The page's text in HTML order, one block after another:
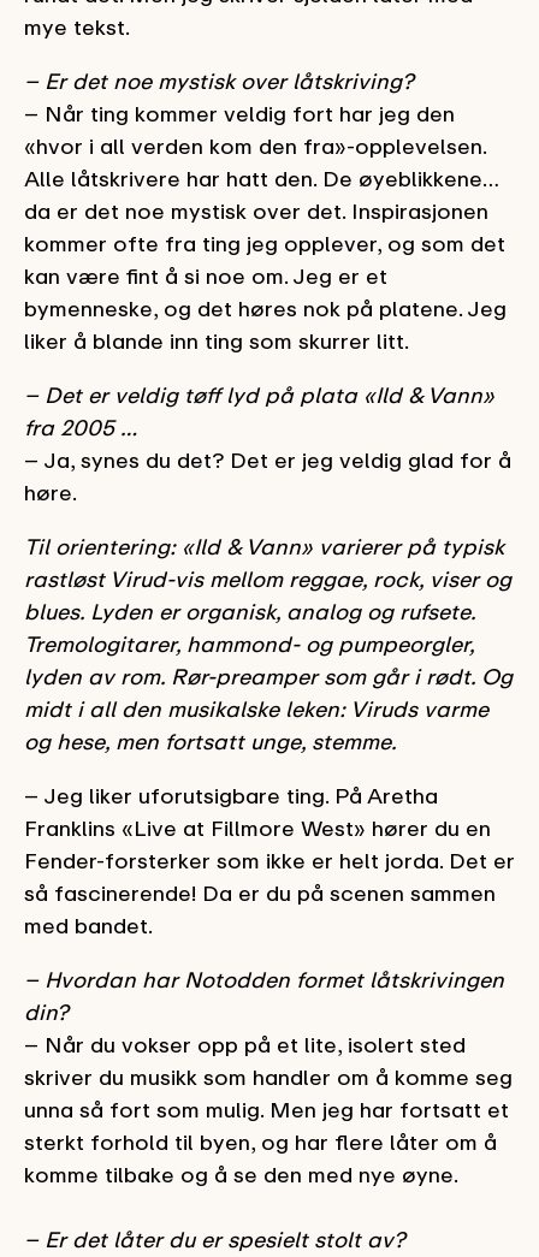
mye tekst.
– Er det noe mystisk over låtskriving?
– Når ting kommer veldig fort har jeg den
«hvor i all verden kom den fra»-opplevelsen.
Alle låtskrivere har hatt den. De øyeblikkene…
da er det noe mystisk over det. Inspirasjonen
kommer ofte fra ting jeg opplever, og som det
kan være fint å si noe om. Jeg er et
bymenneske, og det høres nok på platene. Jeg
liker å blande inn ting som skurrer litt.
– Det er veldig tøff lyd på plata «Ild & Vann»
fra 2005 …
– Ja, synes du det? Det er jeg veldig glad for å
høre.
Til orientering: «Ild & Vann» varierer på typisk
rastløst Virud-vis mellom reggae, rock, viser og
blues. Lyden er organisk, analog og rufsete.
Tremologitarer, hammond- og pumpeorgler,
lyden av rom. Rør-preamper som går i rødt. Og
midt i all den musikalske leken: Viruds varme
og hese, men fortsatt unge, stemme.
– Jeg liker uforutsigbare ting. På Aretha
Franklins «Live at Fillmore West» hører du en
Fender-forsterker som ikke er helt jorda. Det er
så fascinerende! Da er du på scenen sammen
med bandet.
– Hvordan har Notodden formet låtskrivingen
din?
– Når du vokser opp på et lite, isolert sted
skriver du musikk som handler om å komme seg
unna så fort som mulig. Men jeg har fortsatt et
sterkt forhold til byen, og har flere låter om å
komme tilbake og å se den med nye øyne.
– Er det låter du er spesielt stolt av?